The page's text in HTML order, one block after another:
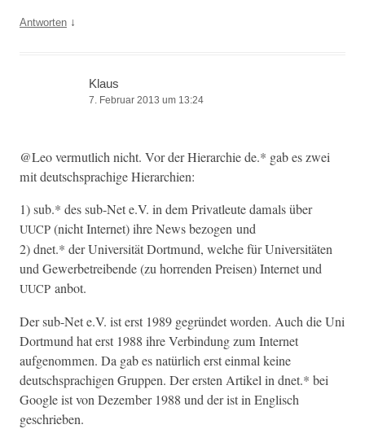
Antworten ↓
Klaus
7. Februar 2013 um 13:24
@Leo ver­mut­lich nicht. Vor der Hier­ar­chie de.* gab es zwei
mit deutschsprachige Hierarchien:
1) sub.* des sub-Net e.V. in dem Pri­vatleute damals über
UUCP (nicht Inter­net) ihre News bezo­gen und
2) dnet.* der Uni­ver­sität Dort­mund, welche für Uni­ver­sitäten
und Gewer­be­treibende (zu hor­ren­den Preisen) Inter­net und
UUCP anbot.
Der sub-Net e.V. ist erst 1989 gegrün­det wor­den. Auch die Uni
Dort­mund hat erst 1988 ihre Verbindung zum Inter­net
aufgenom­men. Da gab es natür­lich erst ein­mal keine
deutschsprachi­gen Grup­pen. Der ersten Artikel in dnet.* bei
Google ist von Dezem­ber 1988 und der ist in Englisch
geschrieben.